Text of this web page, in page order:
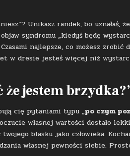
Unikasz randek, bo uznałaś,
syndromu „kiedyś będę
najlepsze, co możesz zrobić
w dresie jesteś więcej niż
że jestem
cię pytaniami typu „po czym
własnej wartości dostało
blasku jako człowieka.
własnej pewności siebie.